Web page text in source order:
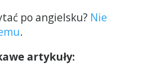
po angielsku? Nie
.
artykuły: